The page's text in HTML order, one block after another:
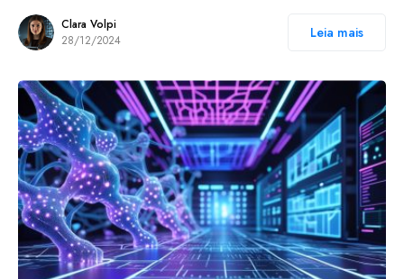
Clara Volpi
28/12/2024
Leia mais